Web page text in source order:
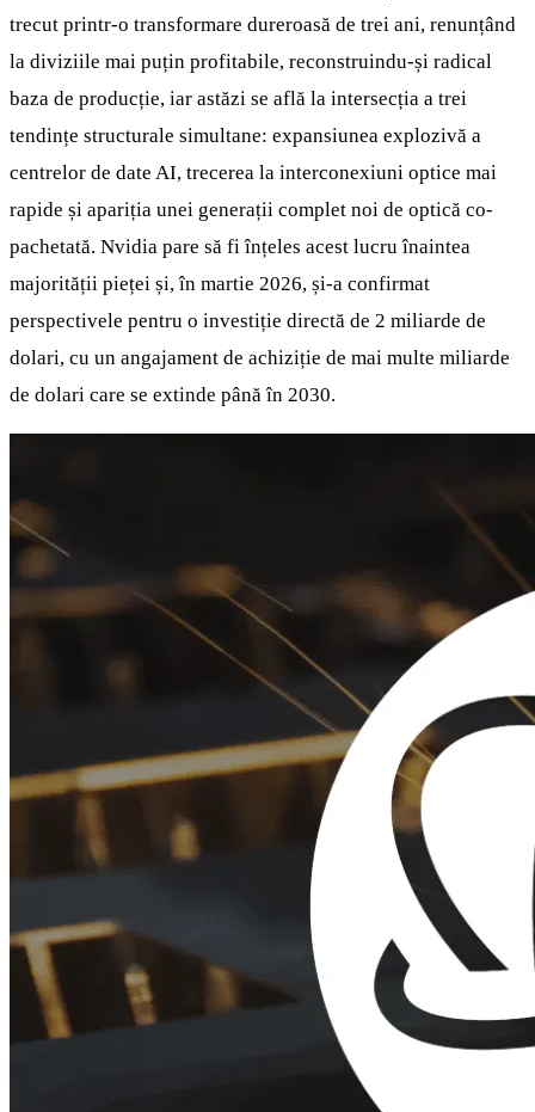
trecut printr-o transformare dureroasă de trei ani, renunțând
la diviziile mai puțin profitabile, reconstruindu-și radical
baza de producție, iar astăzi se află la intersecția a trei
tendințe structurale simultane: expansiunea explozivă a
centrelor de date AI, trecerea la interconexiuni optice mai
rapide și apariția unei generații complet noi de optică co-
pachetată. Nvidia pare să fi înțeles acest lucru înaintea
majorității pieței și, în martie 2026, și-a confirmat
perspectivele pentru o investiție directă de 2 miliarde de
dolari, cu un angajament de achiziție de mai multe miliarde
de dolari care se extinde până în 2030.